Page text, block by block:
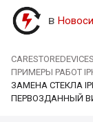
в
CARESTOREDEVICES
ПРИМЕРЫ РАБОТ
ЗАМЕНА СТЕКЛА
ПЕРВОЗДАННЫЙ